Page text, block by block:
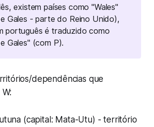
existem países como "Wales"
Gales - parte do Reino Unido),
português é traduzido como
Gales" (com P).
dependências que
(capital: Mata-Utu) - território